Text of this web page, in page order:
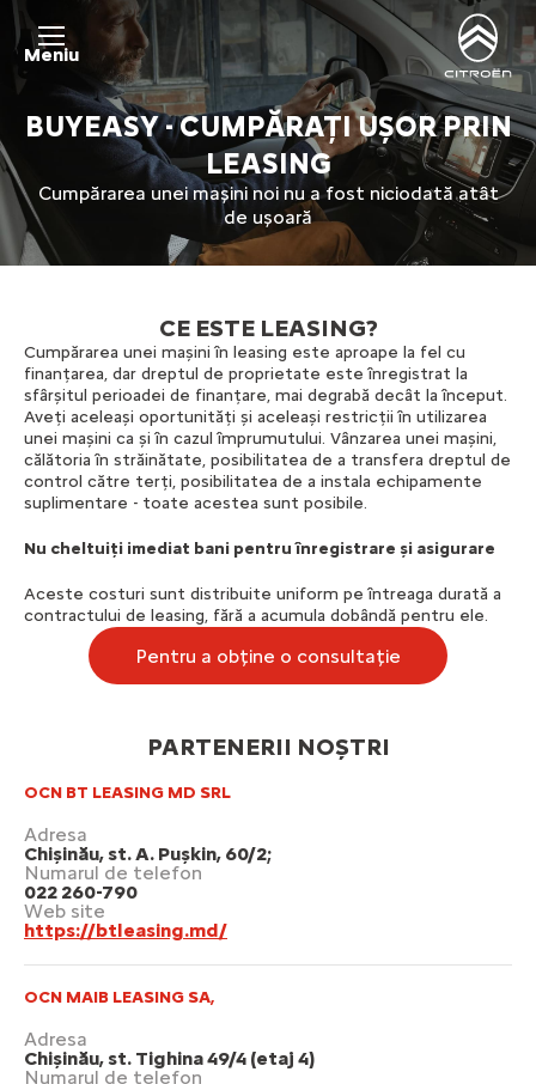
Meniu
/public/menu/thumbs/
BUYEASY - CUMPĂRAȚI UȘOR PRIN
LEASING
Cumpărarea unei mașini noi nu a fost niciodată atât
de ușoară
CE ESTE LEASING?
Cumpărarea unei mașini în leasing este aproape la fel cu
finanțarea, dar dreptul de proprietate este înregistrat la
sfârșitul perioadei de finanțare, mai degrabă decât la început.
Aveți aceleași oportunități și aceleași restricții în utilizarea
unei mașini ca și în cazul împrumutului. Vânzarea unei mașini,
călătoria în străinătate, posibilitatea de a transfera dreptul de
control către terți, posibilitatea de a instala echipamente
suplimentare - toate acestea sunt posibile.
Nu cheltuiți imediat bani pentru înregistrare și asigurare
Aceste costuri sunt distribuite uniform pe întreaga durată a
contractului de leasing, fără a acumula dobândă pentru ele.
Pentru a obține o consultație
PARTENERII NOȘTRI
OCN BT LEASING MD SRL
Adresa
Chișinău, st. A. Puşkin, 60/2;
Numarul de telefon
022 260-790
Web site
https://btleasing.md/
OCN MAIB LEASING SA,
Adresa
Chișinău, st. Tighina 49/4 (etaj 4)
Numarul de telefon